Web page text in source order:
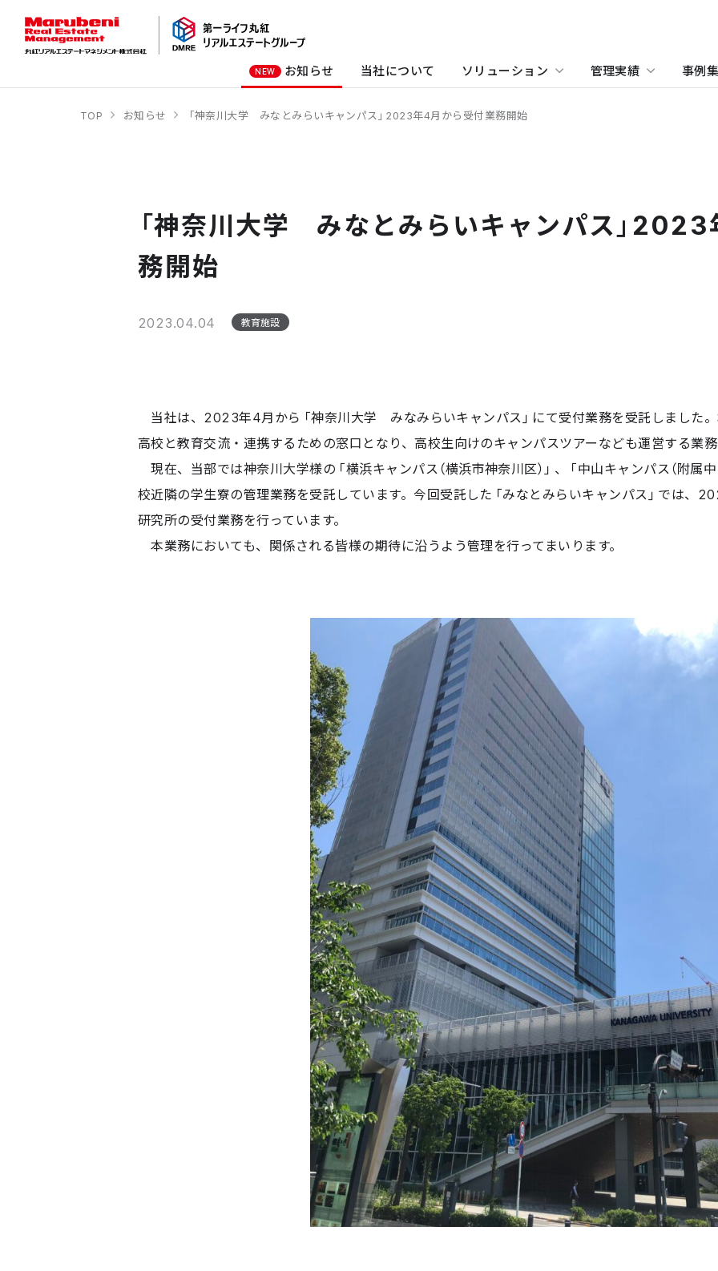
NEW お知らせ 当社について ソリューション 管理実績 事例
TOP お知らせ 「神奈川大学 みなとみらいキャンパス」2023年4月から受付業務開始
「神奈川大学 みなとみらいキャンパス」
務開始
2023.04.04 教育施設
当社は、2023年4月から「神奈川大学 みなみらいキャンパス」にて受付業務を受託しました
高校と教育交流・連携するための窓口となり、高校生向けのキャンパスツアーなども運営する業
現在、当部では神奈川大学様の「横浜キャンパス（横浜市神奈川区）」、「中山キャンパス（附属
校近隣の学生寮の管理業務を受託しています。今回受託した「みなとみらいキャンパス」では、
研究所の受付業務を行っています。
本業務においても、関係される皆様の期待に沿うよう管理を行ってまいります。